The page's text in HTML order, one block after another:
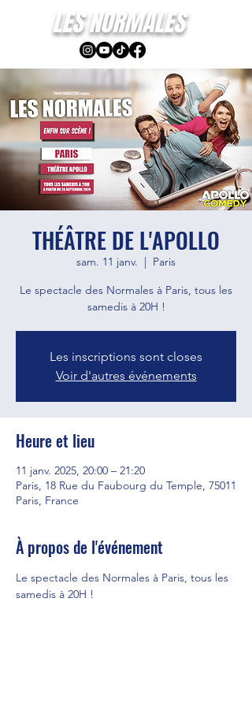
LES NORMALES
THÉÂTRE DE L'APOLLO
sam. 11 janv.
  |
Paris
Le spectacle des Normales à Paris, tous les
samedis à 20H !
Les inscriptions sont closes
Voir d'autres événements
Heure et lieu
11 janv. 2025, 20:00 – 21:20
Paris, 18 Rue du Faubourg du Temple, 75011
Paris, France
À propos de l'événement
Le spectacle des Normales à Paris, tous les
samedis à 20H !